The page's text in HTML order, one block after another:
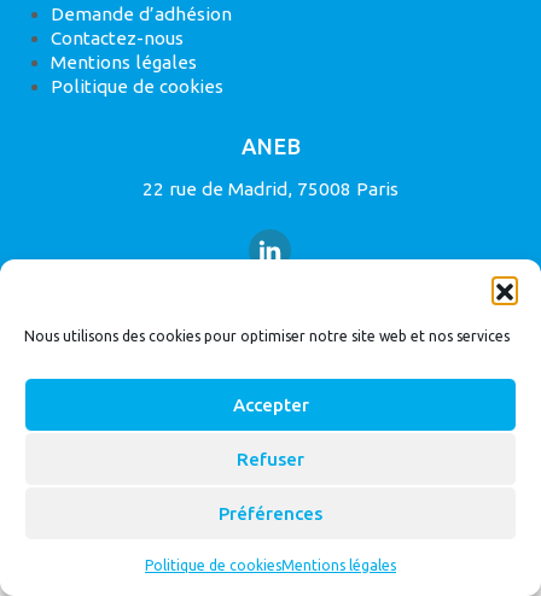
Nous utilisons des cookies pour optimiser notre site web et nos services
Accepter
Refuser
Préférences
Politique de cookiesMentions légales
Demande d’adhésion
Contactez-nous
Mentions légales
Politique de cookies
ANEB
22 rue de Madrid, 75008 Paris